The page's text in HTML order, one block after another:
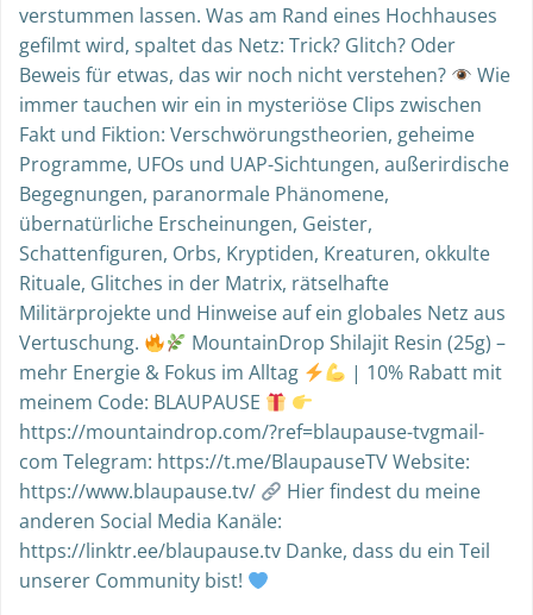
verstummen lassen. Was am Rand eines Hochhauses
gefilmt wird, spaltet das Netz: Trick? Glitch? Oder
Beweis für etwas, das wir noch nicht verstehen?
Wie
immer tauchen wir ein in mysteriöse Clips zwischen
Fakt und Fiktion: Verschwörungstheorien, geheime
Programme, UFOs und UAP-Sichtungen, außerirdische
Begegnungen, paranormale Phänomene,
übernatürliche Erscheinungen, Geister,
Schattenfiguren, Orbs, Kryptiden, Kreaturen, okkulte
Rituale, Glitches in der Matrix, rätselhafte
Militärprojekte und Hinweise auf ein globales Netz aus
Vertuschung.
MountainDrop Shilajit Resin (25g) –
mehr Energie & Fokus im Alltag
| 10% Rabatt mit
meinem Code: BLAUPAUSE
https://mountaindrop.com/?ref=blaupause-tvgmail-
com Telegram: https://t.me/BlaupauseTV Website:
https://www.blaupause.tv/
Hier findest du meine
anderen Social Media Kanäle:
https://linktr.ee/blaupause.tv Danke, dass du ein Teil
unserer Community bist!